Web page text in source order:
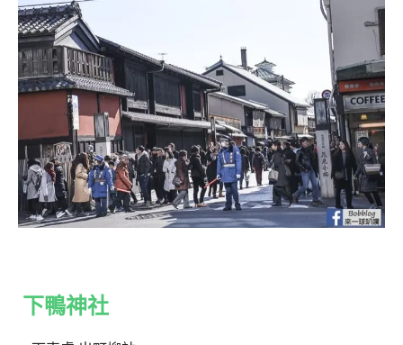
下鴨神社